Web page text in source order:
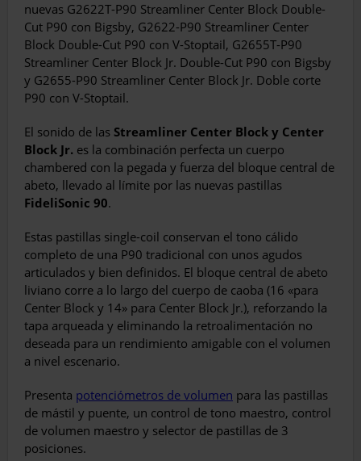
nuevas G2622T-P90 Streamliner Center Block Double-
Cut P90 con Bigsby, G2622-P90 Streamliner Center
Block Double-Cut P90 con V-Stoptail, G2655T-P90
Streamliner Center Block Jr. Double-Cut P90 con Bigsby
y G2655-P90 Streamliner Center Block Jr. Doble corte
P90 con V-Stoptail.
El sonido de las Streamliner Center Block y Center
Block Jr. es la combinación perfecta un cuerpo
chambered con la pegada y fuerza del bloque central de
abeto, llevado al límite por las nuevas pastillas
FideliSonic 90.
Estas pastillas single-coil conservan el tono cálido
completo de una P90 tradicional con unos agudos
articulados y bien definidos. El bloque central de abeto
liviano corre a lo largo del cuerpo de caoba (16 «para
Center Block y 14» para Center Block Jr.), reforzando la
tapa arqueada y eliminando la retroalimentación no
deseada para un rendimiento amigable con el volumen
a nivel escenario.
Presenta potenciómetros de volumen para las pastillas
de mástil y puente, un control de tono maestro, control
de volumen maestro y selector de pastillas de 3
posiciones.